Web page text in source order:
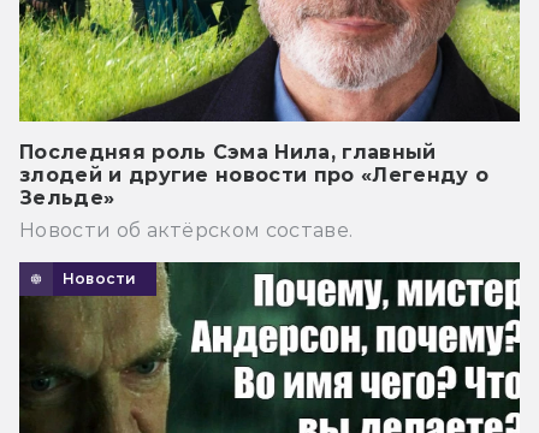
Последняя роль Сэма Нила, главный
злодей и другие новости про «Легенду о
Зельде»
Новости об актёрском составе.
Новости